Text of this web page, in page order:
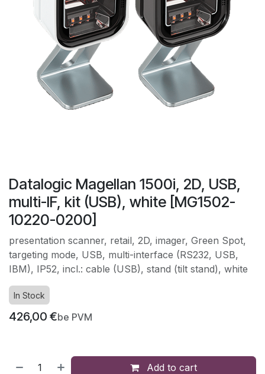
Datalogic Magellan 1500i, 2D, USB,
multi-IF, kit (USB), white [MG1502-
10220-0200]
presentation scanner, retail, 2D, imager, Green Spot,
targeting mode, USB, multi-interface (RS232, USB,
IBM), IP52, incl.: cable (USB), stand (tilt stand), white
In Stock
426,00 €be PVM
Add to cart